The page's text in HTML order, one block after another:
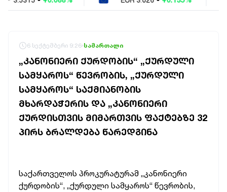
ᲣᲪᲮᲝᲔᲗᲘ
ᲐᲛᲘᲜᲓᲘ
ᲡᲐᲛᲮᲔᲓᲠᲝ
ᲠᲔᲒᲘᲝᲜᲘ
ᲘᲜᲢᲔᲠᲕᲘᲣ
ᲑᲘᲖᲜᲔᲡᲘ
6 სექტემბერი 9:26 სამართალი
„ᲙᲐᲜᲝᲜᲘᲔᲠᲘ ᲥᲣᲠᲓᲝᲑᲘᲡ“ „ᲥᲣᲠᲓᲣᲚᲘ
ᲡᲐᲛᲧᲐᲠᲝᲡ“ ᲬᲔᲕᲠᲝᲑᲘᲡ, „ᲥᲣᲠᲓᲣᲚᲘ
ᲡᲐᲛᲧᲐᲠᲝᲡ“ ᲡᲐᲥᲛᲘᲐᲜᲝᲑᲘᲡ
ᲛᲮᲐᲠᲓᲐᲭᲔᲠᲘᲡ ᲓᲐ „ᲙᲐᲜᲝᲜᲘᲔᲠᲘ
ᲥᲣᲠᲓᲘᲡᲗᲕᲘᲡ ᲛᲘᲛᲐᲠᲗᲕᲘᲡ ᲤᲐᲥᲢᲔᲑᲖᲔ 32
ᲞᲘᲠᲡ ᲑᲠᲐᲚᲓᲔᲑᲐ ᲬᲐᲠᲔᲓᲒᲘᲜᲐ
საქართველოს პროკურატურამ „კანონიერი
ქურდობის“, „ქურდული სამყაროს“ წევრობის,